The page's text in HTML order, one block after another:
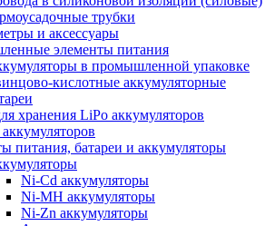
трубки
и аксессуары
элементы питания
в промышленной упаковке
кислотные аккумуляторные
хранения LiPo аккумуляторов
питания, батареи и аккумуляторы
Ni-Cd аккумуляторы
Ni-MH аккумуляторы
Ni-Zn аккумуляторы